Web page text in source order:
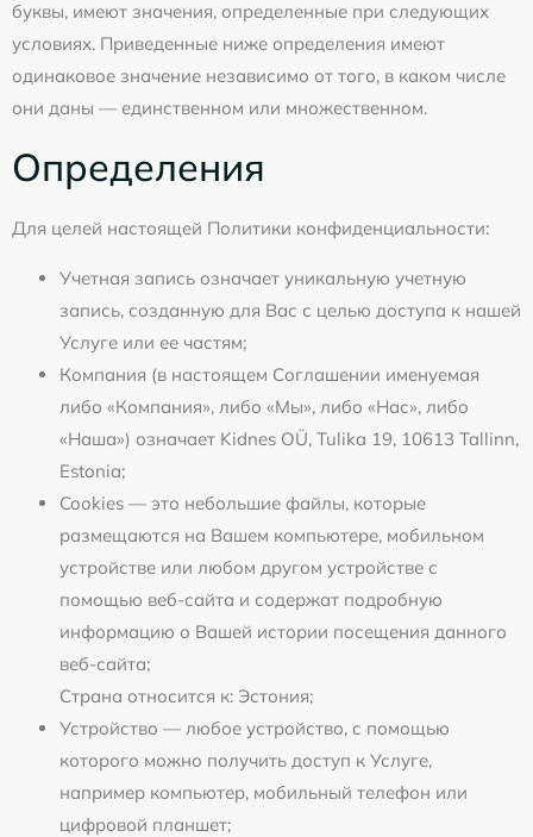
буквы, имеют значения, определенные при следующих
условиях. Приведенные ниже определения имеют
одинаковое значение независимо от того, в каком числе
они даны — единственном или множественном.
Определения
Для целей настоящей Политики конфиденциальности:
Учетная запись означает уникальную учетную
запись, созданную для Вас с целью доступа к нашей
Услуге или ее частям;
Компания (в настоящем Соглашении именуемая
либо «Компания», либо «Мы», либо «Нас», либо
«Наша») означает Kidnes OÜ, Tulika 19, 10613 Tallinn,
Estonia;
Cookies — это небольшие файлы, которые
размещаются на Вашем компьютере, мобильном
устройстве или любом другом устройстве с
помощью веб-сайта и содержат подробную
информацию о Вашей истории посещения данного
веб-сайта;
Страна относится к: Эстония;
Устройство — любое устройство, с помощью
которого можно получить доступ к Услуге,
например компьютер, мобильный телефон или
цифровой планшет;